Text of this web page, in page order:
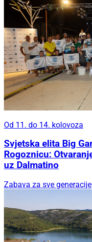
Od 11. do 14. kolovoza
Svjetska elita Big
Rogoznicu:
uz Dalmatino
Zabava za sve generacije